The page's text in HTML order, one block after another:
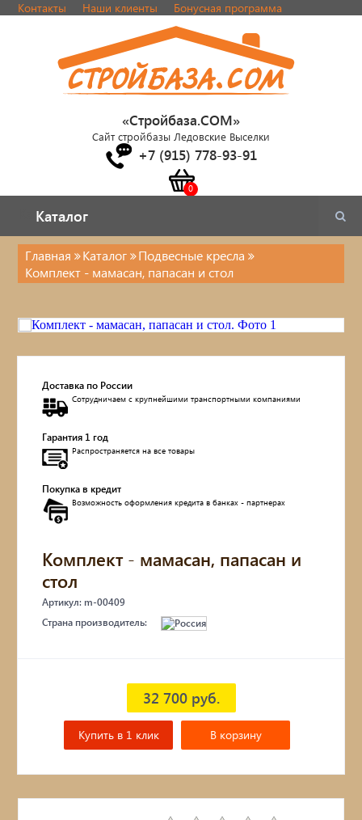
Контакты Наши клиенты Бонусная программа
«Стройбаза.COM»
Сайт стройбазы Ледовские Выселки
+7 (915) 778-93-91
Каталог
Каталог
Каталог
Обувницы
Комоды, тумбы
Столы
Мебель с искусственным старением
Двухъярусные кровати
Детские кровати и диваны
Подвесные кресла
Главная Каталог
Подвесные кресла
Комплект - мамасан, папасан и стол
Доставка по России
Сотрудничаем с крупнейшими транспортными компаниями
Гарантия 1 год
Распространяется на все товары
Покупка в кредит
Возможность оформления кредита в банках - партнерах
Комплект - мамасан, папасан и
стол
Артикул: m-00409
Страна производитель:
32 700 руб.
В корзину
Купить в 1 клик